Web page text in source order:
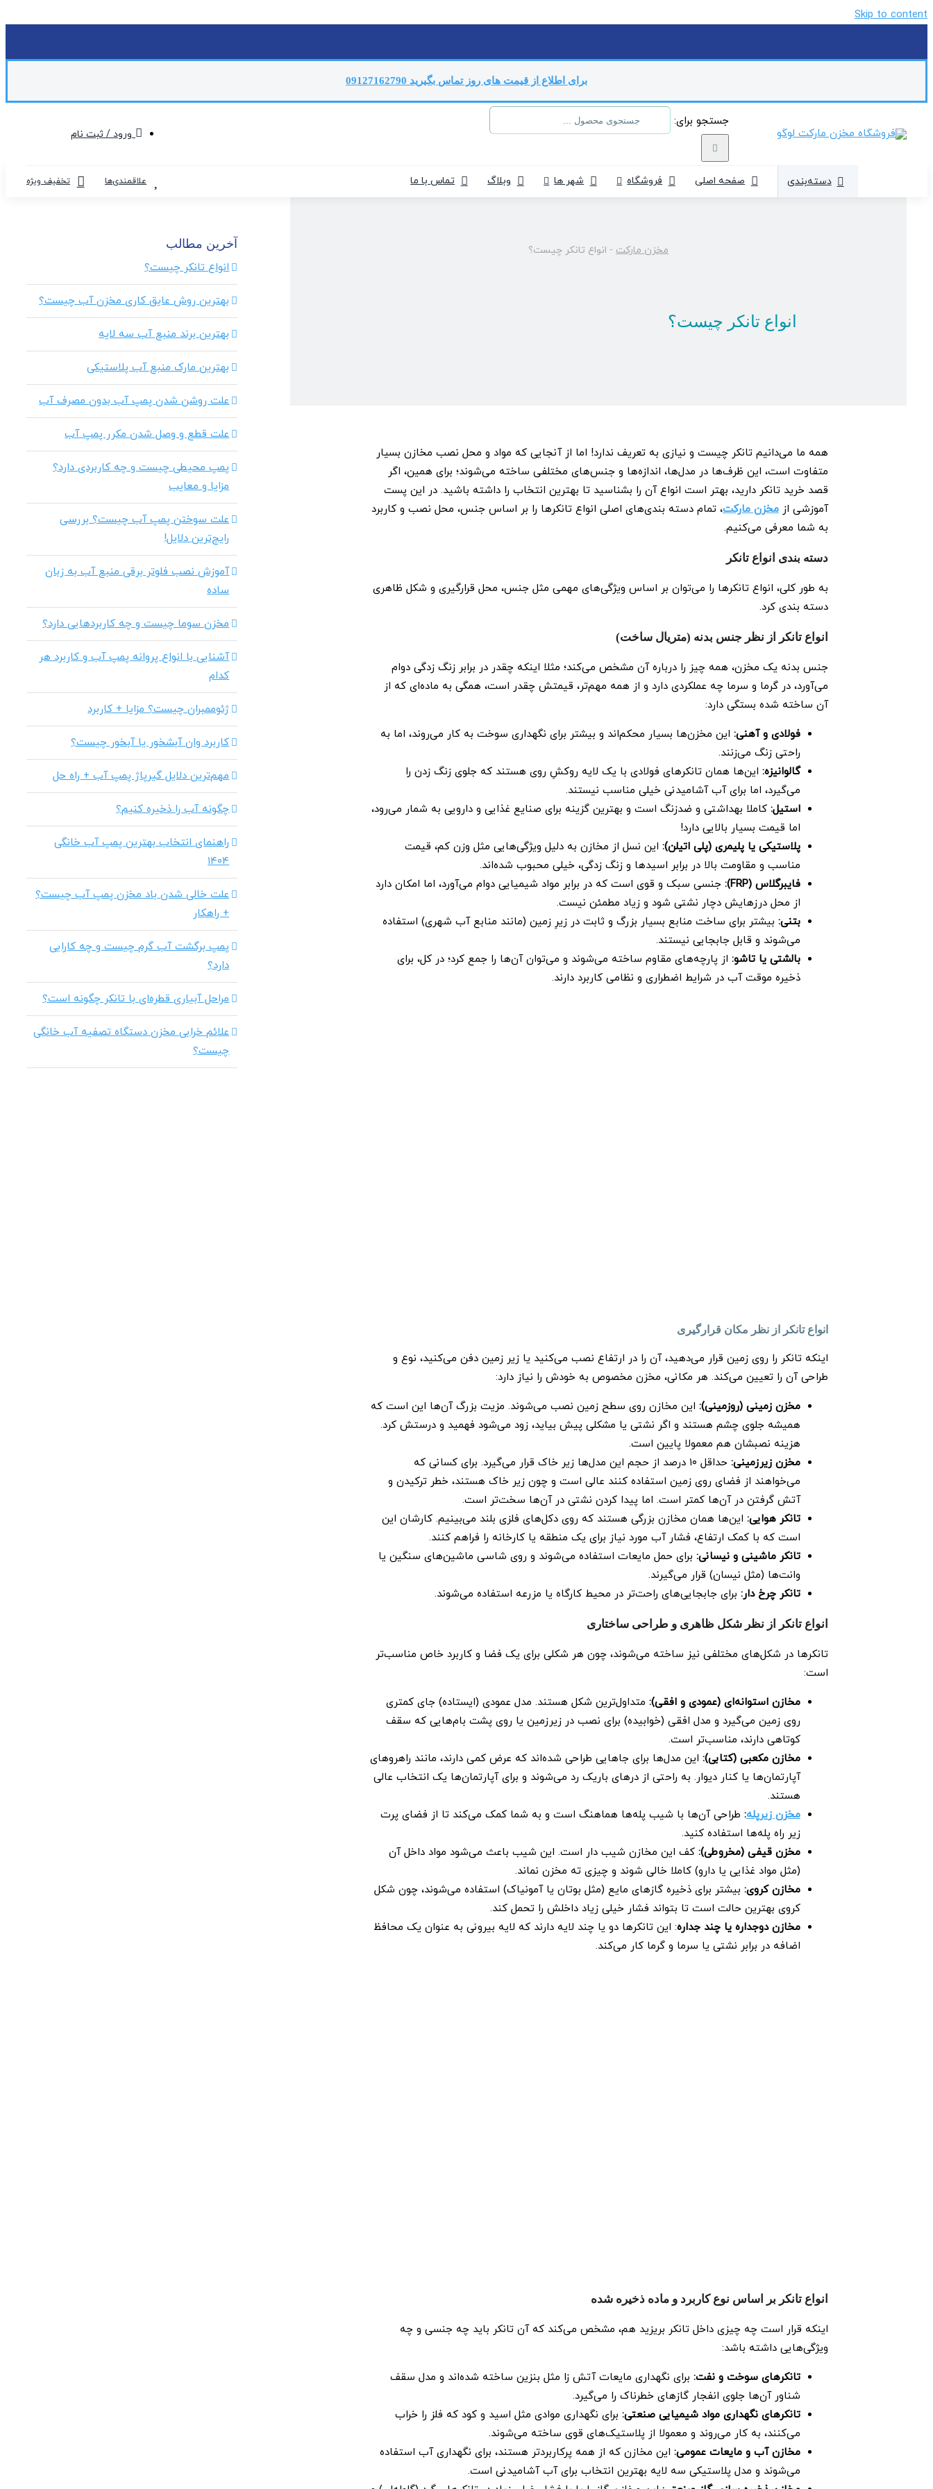
Skip to content
برای اطلاع از قیمت های روز تماس بگیرید 09127162790
جستجو برای:
ورود / ثبت نام
دسته‌بندی صفحه اصلی فروشگاه شهر ها وبلاگ تماس با ما علاقمندی‌ها تخفیف ویژه
مخزن مارکت- انواع تانکر چیست؟
انواع تانکر چیست؟
همه ما می‌دانیم تانکر چیست و نیازی به تعریف ندارد! اما از آنجایی که مواد و محل نصب مخازن بسیار
متفاوت است، این ظرف‌ها در مدل‌ها، اندازه‌ها و جنس‌های مختلفی ساخته می‌شوند؛ برای همین، اگر
قصد خرید تانکر دارید، بهتر است انواع آن را بشناسید تا بهترین انتخاب را داشته باشید. در این پست
آموزشی ازمخزن مارکت، تمام دسته‌ بندی‌های اصلی انواع تانکرها را بر اساس جنس، محل نصب و کاربرد
به شما معرفی می‌کنیم.
دسته ‌بندی انواع تانکر
به طور کلی، انواع تانکرها را می‌توان بر اساس ویژگی‌های مهمی مثل جنس، محل قرارگیری و شکل ظاهری
دسته ‌بندی کرد.
انواع تانکر از نظر جنس بدنه (متریال ساخت)
جنس بدنه یک مخزن، همه چیز را درباره آن مشخص می‌کند؛ مثلا اینکه چقدر در برابر زنگ ‌زدگی دوام
می‌آورد، در گرما و سرما چه عملکردی دارد و از همه مهم‌تر، قیمتش چقدر است، همگی به ماده‌ای که از
آن ساخته شده بستگی دارد:
فولادی و آهنی: این مخزن‌ها بسیار محکم‌اند و بیشتر برای نگهداری سوخت به کار می‌روند، اما به
راحتی زنگ می‌زنند.
گالوانیزه: این‌ها همان تانکرهای فولادی با یک لایه روکشِ روی هستند که جلوی زنگ زدن را
می‌گیرد، اما برای آب آشامیدنی خیلی مناسب نیستند.
استیل: کاملا بهداشتی و ضدزنگ است و بهترین گزینه برای صنایع غذایی و دارویی به شمار می‌رود،
اما قیمت بسیار بالایی دارد!
پلاستیکی یا پلیمری (پلی اتیلن): این نسل از مخازن به دلیل ویژگی‌هایی مثل وزن کم، قیمت
مناسب و مقاومت بالا در برابر اسیدها و زنگ‌ زدگی، خیلی محبوب شده‌اند.
فایبرگلاس (FRP)
: جنسی سبک و قوی است که در برابر مواد شیمیایی دوام می‌آورد، اما امکان دارد
از محل درزهایش دچار نشتی شود و زیاد مطمئن نیست.
بتنی: بیشتر برای ساخت منابع بسیار بزرگ و ثابت در زیرِ زمین (مانند منابع آب شهری) استفاده
می‌شوند و قابل جابجایی نیستند.
بالشتی یا تاشو: از پارچه‌های مقاوم ساخته می‌شوند و می‌توان آن‌ها را جمع کرد؛ در کل، برای
ذخیره موقت آب در شرایط اضطراری و نظامی کاربرد دارند.
انواع تانکر از نظر مکان قرارگیری
اینکه تانکر را روی زمین قرار می‌دهید، آن را در ارتفاع نصب می‌کنید یا زیر زمین دفن می‌کنید، نوع و
طراحی آن را تعیین می‌کند. هر مکانی، مخزن مخصوص به خودش را نیاز دارد:
مخزن زمینی (روزمینی): این مخازن روی سطح زمین نصب می‌شوند. مزیت بزرگ آن‌ها این است که
همیشه جلوی چشم هستند و اگر نشتی یا مشکلی پیش بیاید، زود می‌شود فهمید و درستش کرد.
هزینه نصبشان هم معمولا پایین است.
مخزن زیرزمینی:
حداقل ۱۰ درصد از حجم این مدل‌ها زیر خاک قرار می‌گیرد. برای کسانی که
می‌خواهند از فضای روی زمین استفاده کنند عالی است و چون زیر خاک هستند، خطر ترکیدن و
آتش گرفتن در آن‌ها کمتر است. اما پیدا کردن نشتی در آن‌ها سخت‌تر است.
تانکر هوایی: این‌ها همان مخازن بزرگی هستند که روی دکل‌های فلزی بلند می‌بینیم. کارشان این
است که با کمک ارتفاع، فشار آب مورد نیاز برای یک منطقه یا کارخانه را فراهم کنند.
تانکر ماشینی و نیسانی: برای حمل مایعات استفاده می‌شوند و روی شاسی ماشین‌های سنگین یا
وانت‌ها (مثل نیسان) قرار می‌گیرند.
تانکر چرخ ‌دار: برای جابجایی‌های راحت‌تر در محیط کارگاه یا مزرعه استفاده می‌شوند.
انواع تانکر از نظر شکل ظاهری و طراحی ساختاری
تانکرها در شکل‌های مختلفی نیز ساخته می‌شوند، چون هر شکلی برای یک فضا و کاربرد خاص مناسب‌تر
است:
مخازن استوانه‌ای (عمودی و افقی): متداول‌ترین شکل هستند. مدل عمودی (ایستاده) جای کمتری
روی زمین می‌گیرد و مدل افقی (خوابیده) برای نصب در زیرزمین یا روی پشت ‌بام‌هایی که سقف
کوتاهی دارند، مناسب‌تر است.
مخازن مکعبی (کتابی): این مدل‌ها برای جاهایی طراحی شده‌اند که عرض کمی دارند، مانند راهروهای
آپارتمان‌ها یا کنار دیوار. به راحتی از درهای باریک رد می‌شوند و برای آپارتمان‌ها یک انتخاب عالی
هستند.
مخزن زیرپله: طراحی آن‌ها با شیب پله‌ها هماهنگ است و به شما کمک می‌کند تا از فضای پرت
زیر راه‌ پله‌ها استفاده کنید.
مخزن قیفی (مخروطی): کف این مخازن شیب ‌دار است. این شیب باعث می‌شود مواد داخل آن
(مثل مواد غذایی یا دارو) کاملا خالی شوند و چیزی ته مخزن نماند.
مخازن کروی: بیشتر برای ذخیره گازهای مایع (مثل بوتان یا آمونیاک) استفاده می‌شوند، چون شکل
کروی بهترین حالت است تا بتواند فشار خیلی زیاد داخلش را تحمل کند.
مخازن دوجداره یا چند جداره: این تانکرها دو یا چند لایه دارند که لایه بیرونی به عنوان یک محافظ
اضافه در برابر نشتی یا سرما و گرما کار می‌کند.
انواع تانکر بر اساس نوع کاربرد و ماده ذخیره ‌شده
اینکه قرار است چه چیزی داخل تانکر بریزید هم، مشخص می‌کند که آن تانکر باید چه جنسی و چه
ویژگی‌هایی داشته باشد:
تانکرهای سوخت و نفت: برای نگهداری مایعات آتش ‌زا مثل بنزین ساخته شده‌اند و مدل سقف
شناور آن‌ها جلوی انفجار گازهای خطرناک را می‌گیرد.
تانکرهای نگهداری مواد شیمیایی صنعتی: برای نگهداری موادی مثل اسید و کود که فلز را خراب
می‌کنند، به کار می‌روند و معمولا از پلاستیک‌های قوی ساخته می‌شوند.
مخازن آب و مایعات عمومی: این مخازن که از همه پرکاربردتر هستند، برای نگهداری آب استفاده
می‌شوند و مدل پلاستیکی سه‌ لایه بهترین انتخاب برای آب آشامیدنی است.
آخرین مطالب
انواع تانکر چیست؟
بهترین روش عایق کاری مخزن آب چیست؟
بهترین برند منبع آب سه لایه
بهترین مارک منبع آب پلاستیکی
علت روشن شدن پمپ آب بدون مصرف آب
علت قطع و وصل شدن مکرر پمپ آب
پمپ محیطی چیست و چه کاربردی دارد؟
مزایا و معایب
علت سوختن پمپ آب چیست؟ بررسی
رایج‌ترین دلایل!
آموزش نصب فلوتر برقی منبع آب به زبان
ساده
مخزن سوما چیست و چه کاربردهایی دارد؟
آشنایی با انواع پروانه پمپ آب و کاربرد هر
کدام
ژئوممبران چیست؟ مزایا + کاربرد
کاربرد وان آبشخور یا آبخور چیست؟
مهم‌ترین دلایل گیرپاژ پمپ آب + راه حل
چگونه آب را ذخیره کنیم؟
راهنمای انتخاب بهترین پمپ آب خانگی
۱۴۰۴
علت خالی شدن باد مخزن پمپ آب چیست؟
+ راهکار
پمپ برگشت آب گرم چیست و چه کارایی
دارد؟
مراحل آبیاری قطره‌ای با تانکر چگونه است؟
علائم خرابی مخزن دستگاه تصفیه آب خانگی
چیست؟